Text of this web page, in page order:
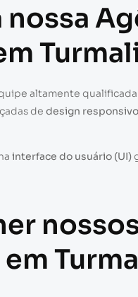
altamente
de design responsivo
interface do usuário (UI)